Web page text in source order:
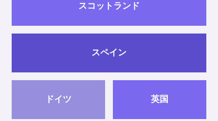
スコットランド
スペイン
ドイツ 英国